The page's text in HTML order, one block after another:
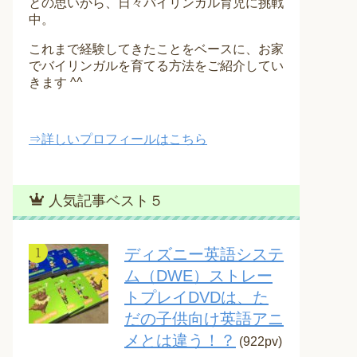
との思いから、日々バイリンガル育児に挑戦
中。
これまで経験してきたことをベースに、お家
でバイリンガルを育てる方法をご紹介してい
きます ^^
⇒詳しいプロフィールはこちら
人気記事ベスト５
ディズニー英語システ
ム（DWE）ストレー
トプレイDVDは、た
だの子供向け英語アニ
メとは違う！？ (922pv)